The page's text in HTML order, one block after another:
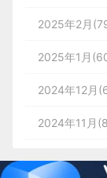
2025年2月
2025年1月
2024年12月
2024年11月